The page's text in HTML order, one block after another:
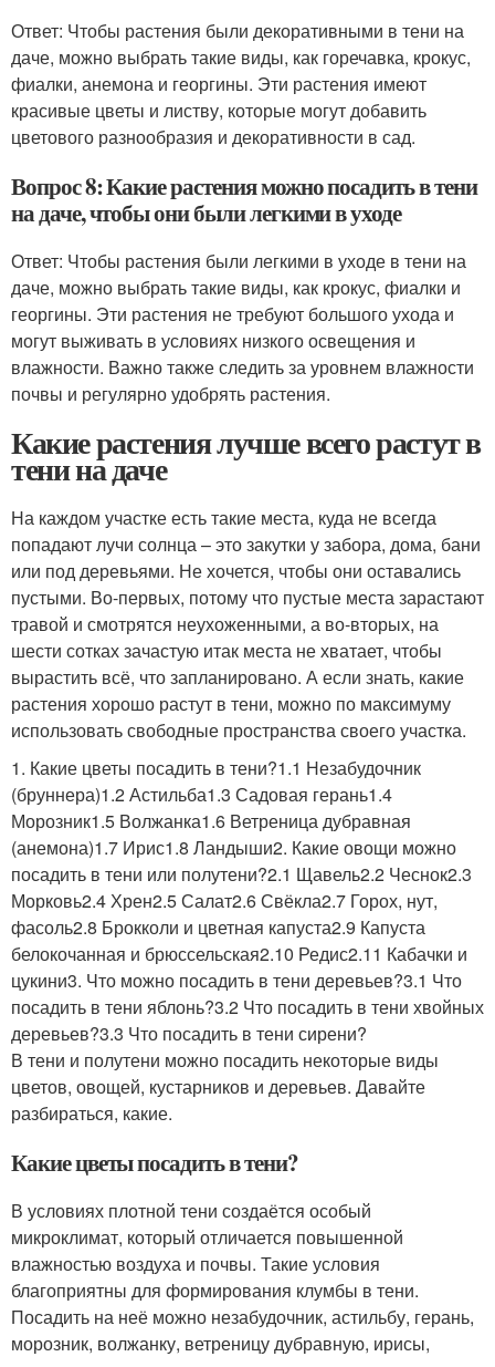
Ответ: Чтобы растения были декоративными в тени на
даче, можно выбрать такие виды, как горечавка, крокус,
фиалки, анемона и георгины. Эти растения имеют
красивые цветы и листву, которые могут добавить
цветового разнообразия и декоративности в сад.
Вопрос 8: Какие растения можно посадить в тени
на даче, чтобы они были легкими в уходе
Ответ: Чтобы растения были легкими в уходе в тени на
даче, можно выбрать такие виды, как крокус, фиалки и
георгины. Эти растения не требуют большого ухода и
могут выживать в условиях низкого освещения и
влажности. Важно также следить за уровнем влажности
почвы и регулярно удобрять растения.
Какие растения лучше всего растут в
тени на даче
На каждом участке есть такие места, куда не всегда
попадают лучи солнца – это закутки у забора, дома, бани
или под деревьями. Не хочется, чтобы они оставались
пустыми. Во-первых, потому что пустые места зарастают
травой и смотрятся неухоженными, а во-вторых, на
шести сотках зачастую итак места не хватает, чтобы
вырастить всё, что запланировано. А если знать, какие
растения хорошо растут в тени, можно по максимуму
использовать свободные пространства своего участка.
1. Какие цветы посадить в тени?1.1 Незабудочник
(бруннера)1.2 Астильба1.3 Садовая герань1.4
Морозник1.5 Волжанка1.6 Ветреница дубравная
(анемона)1.7 Ирис1.8 Ландыши2. Какие овощи можно
посадить в тени или полутени?2.1 Щавель2.2 Чеснок2.3
Морковь2.4 Хрен2.5 Салат2.6 Свёкла2.7 Горох, нут,
фасоль2.8 Брокколи и цветная капуста2.9 Капуста
белокочанная и брюссельская2.10 Редис2.11 Кабачки и
цукини3. Что можно посадить в тени деревьев?3.1 Что
посадить в тени яблонь?3.2 Что посадить в тени хвойных
деревьев?3.3 Что посадить в тени сирени?
В тени и полутени можно посадить некоторые виды
цветов, овощей, кустарников и деревьев. Давайте
разбираться, какие.
Какие цветы посадить в тени?
В условиях плотной тени создаётся особый
микроклимат, который отличается повышенной
влажностью воздуха и почвы. Такие условия
благоприятны для формирования клумбы в тени.
Посадить на неё можно незабудочник, астильбу, герань,
морозник, волжанку, ветреницу дубравную, ирисы,